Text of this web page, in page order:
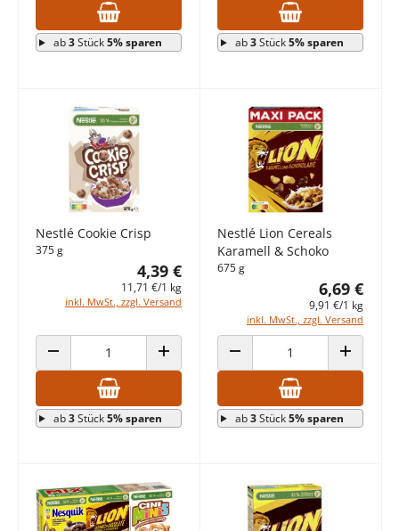
ab3Stück5% sparen ab3Stück5% sparen
Nestlé Cookie Crisp
375 g
4,39 €
11,71 €/1 kg
inkl. MwSt., zzgl. Versand
ANZAHL VERRINGERN ANZAHL ERHÖHEN
ab3Stück5% sparen
Nestlé Lion Cereals
Karamell & Schoko
675 g
6,69 €
9,91 €/1 kg
inkl. MwSt., zzgl. Versand
ANZAHL VERRINGERN ANZAHL
ab3Stück5% sparen